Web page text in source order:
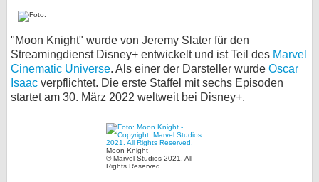
"Moon Knight" wurde von Jeremy Slater für den
Streamingdienst Disney+ entwickelt und ist Teil des Marvel
Cinematic Universe. Als einer der Darsteller wurde Oscar
Isaac verpflichtet. Die erste Staffel mit sechs Episoden
startet am 30. März 2022 weltweit bei Disney+.
Moon Knight
© Marvel Studios 2021. All
Rights Reserved.
Specials
SERVICE
Gewinnspiele
bei X